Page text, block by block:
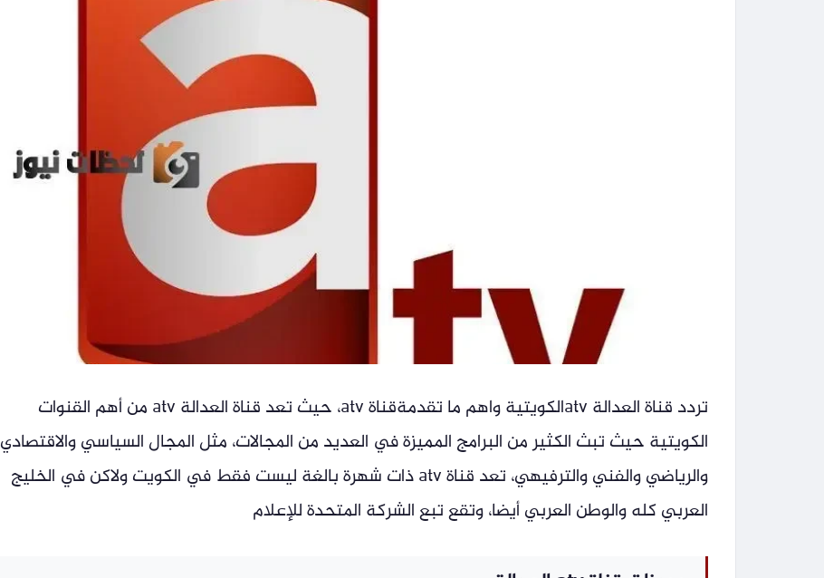
تردد قناة العدالة atvالكويتية واهم ما تقدمةقناة atv، حيث تعد قناة العدالة atv من أهم القنوات
الكويتية حيث تبث الكثير من البرامج المميزة في العديد من المجالات، مثل المجال السياسي والاقتصادي
والرياضي والفني والترفيهي، تعد قناة atv ذات شهرة بالغة ليست فقط في الكويت ولاكن في الخليج
العربي كله والوطن العربي أيضا، وتقع تبع الشركة المتحدة للإعلام